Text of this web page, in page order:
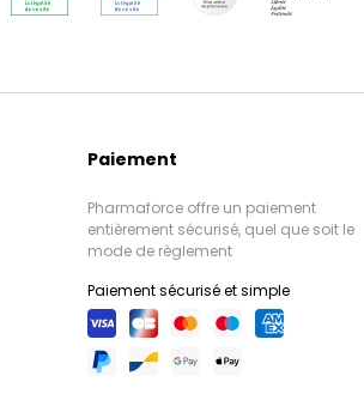
Paiement
Pharmaforce offre un paiement
entièrement sécurisé, quel que soit le
mode de règlement
Paiement sécurisé et simple